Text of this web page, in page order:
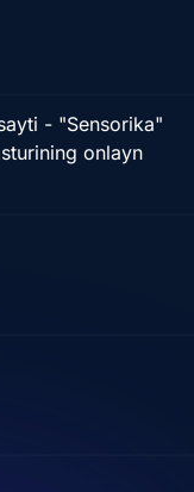
- "Sensorika"
onlayn